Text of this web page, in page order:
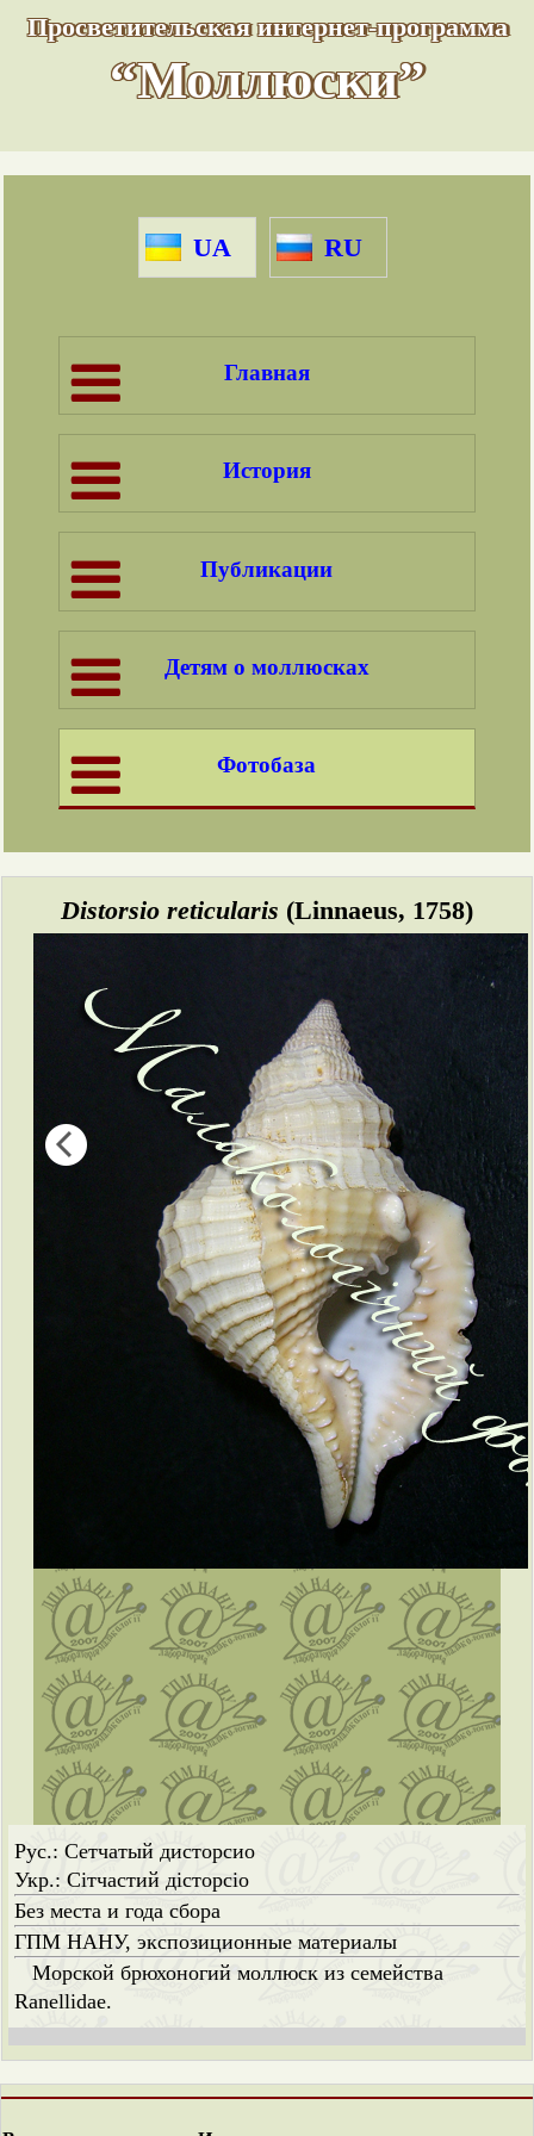
Просветительская интернет-программа
“Моллюски”
UA RU
Главная
История
Публикации
Детям о моллюсках
Фотобаза
Distorsio reticularis (Linnaeus, 1758)
Рус.: Сетчатый дисторсио
Укр.: Сітчастий дісторсіо
Без места и года сбора
ГПМ НАНУ, экспозиционные материалы
Морской брюхоногий моллюск из семейства
Ranellidae.